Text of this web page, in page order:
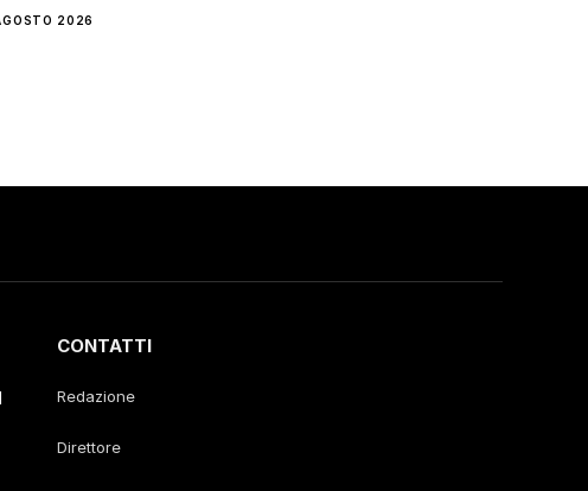
2026
CONTATTI
Redazione
Direttore